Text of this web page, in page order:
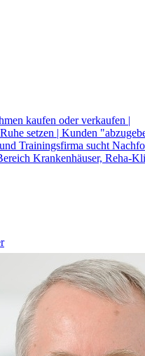
kaufen oder verkaufen |
setzen | Kunden
Trainingsfirma sucht
Krankenhäuser, Reha-